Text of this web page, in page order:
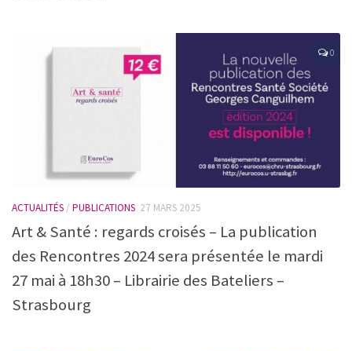
0
ACTUALITÉS / PUBLICATIONS 27 MARS 2025
Art & Santé : regards croisés – La publication
des Rencontres 2024 sera présentée le mardi
27 mai à 18h30 – Librairie des Bateliers –
Strasbourg